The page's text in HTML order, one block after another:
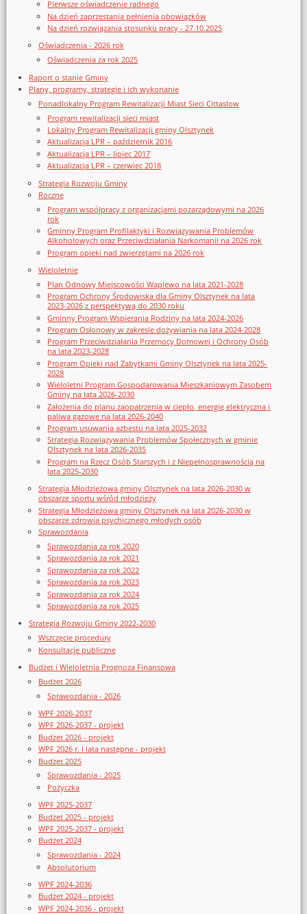
Pierwsze oświadczenie radnego
Na dzień zaprzestania pełnienia obowiązków
Na dzień rozwiązania stosunku pracy - 27.10.2025
Oświadczenia - 2026 rok
Oświadczenia za rok 2025
Raport o stanie Gminy
Plany, programy, strategie i ich wykonanie
Ponadlokalny Program Rewitalizacji Miast Sieci Cittaslow
Program rewitalizacji sieci miast
Lokalny Program Rewitalizacji gminy Olsztynek
Aktualizacja LPR – październik 2016
Aktualizacja LPR – lipiec 2017
Aktualizacja LPR – czerwiec 2018
Strategia Rozwoju Gminy
Roczne
Program współpracy z organizacjami pozarządowymi na 2026
rok
Gminny Program Profilaktyki i Rozwiązywania Problemów
Alkoholowych oraz Przeciwdziałania Narkomanii na 2026 rok
Program opieki nad zwierzętami na 2026 rok
Wieloletnie
Plan Odnowy Miejscowości Waplewo na lata 2021-2028
Program Ochrony Środowiska dla Gminy Olsztynek na lata
2023-2026 z perspektywą do 2030 roku
Gminny Program Wspierania Rodziny na lata 2024-2026
Program Osłonowy w zakresie dożywiania na lata 2024-2028
Program Przeciwdziałania Przemocy Domowej i Ochrony Osób
na lata 2023-2028
Program Opieki nad Zabytkami Gminy Olsztynek na lata 2025-
2028
Wieloletni Program Gospodarowania Mieszkaniowym Zasobem
Gminy na lata 2026-2030
Założenia do planu zaopatrzenia w ciepło, energię elektryczna i
paliwa gazowe na lata 2026-2040
Program usuwania azbestu na lata 2025-2032
Strategia Rozwiązywania Problemów Społecznych w gminie
Olsztynek na lata 2026-2035
Program na Rzecz Osób Starszych i z Niepełnosprawnością na
lata 2025-2030
Strategia Młodzieżowa gminy Olsztynek na lata 2026-2030 w
obszarze sportu wśród młodzieży
Strategia Młodzieżowa gminy Olsztynek na lata 2026-2030 w
obszarze zdrowia psychicznego młodych osób
Sprawozdania
Sprawozdania za rok 2020
Sprawozdania za rok 2021
Sprawozdania za rok 2022
Sprawozdania za rok 2023
Sprawozdania za rok 2024
Sprawozdania za rok 2025
Strategia Rozwoju Gminy 2022-2030
Wszczęcie procedury
Konsultacje publiczne
Budżet i Wieloletnia Prognoza Finansowa
Budżet 2026
Sprawozdania - 2026
WPF 2026-2037
WPF 2026-2037 - projekt
Budżet 2026 - projekt
WPF 2026 r. i lata następne - projekt
Budżet 2025
Sprawozdania - 2025
Pożyczka
WPF 2025-2037
Budżet 2025 - projekt
WPF 2025-2037 - projekt
Budżet 2024
Sprawozdania - 2024
Absolutorium
WPF 2024-2036
Budżet 2024 - projekt
WPF 2024-2036 - projekt